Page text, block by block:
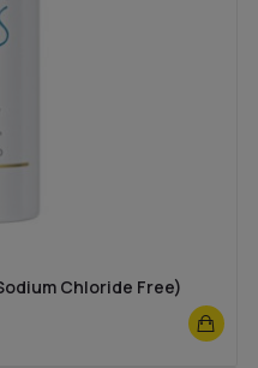
Chloride Free)